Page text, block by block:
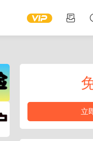
立